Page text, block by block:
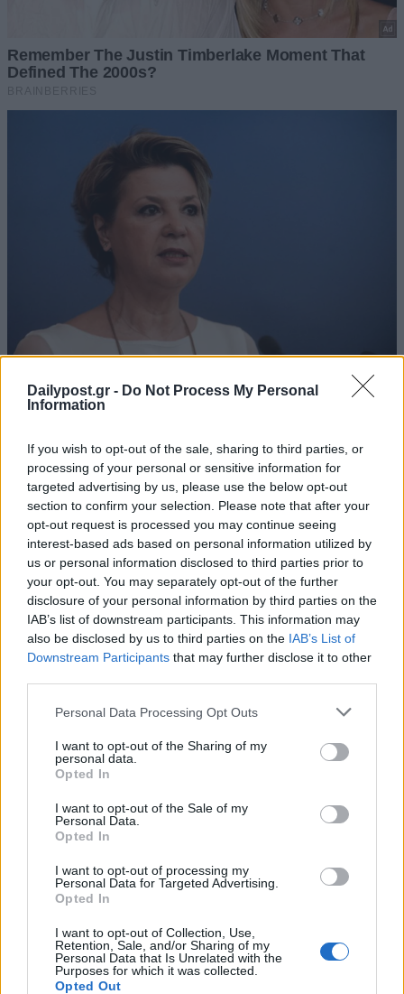
Dailypost.gr - Do Not Process My Personal
Information
If you wish to opt-out of the sale, sharing to third parties, or
processing of your personal or sensitive information for
targeted advertising by us, please use the below opt-out
section to confirm your selection. Please note that after your
opt-out request is processed you may continue seeing
interest-based ads based on personal information utilized by
us or personal information disclosed to third parties prior to
your opt-out. You may separately opt-out of the further
disclosure of your personal information by third parties on the
IAB’s list of downstream participants. This information may
also be disclosed by us to third parties on the IAB’s List of
Downstream Participants that may further disclose it to other
Personal Data Processing Opt Outs
I want to opt-out of the Sharing of my
personal data.
Opted In
I want to opt-out of the Sale of my
Personal Data.
Opted In
I want to opt-out of processing my
Personal Data for Targeted Advertising.
Opted In
I want to opt-out of Collection, Use,
Retention, Sale, and/or Sharing of my
Personal Data that Is Unrelated with the
Purposes for which it was collected.
Opted Out